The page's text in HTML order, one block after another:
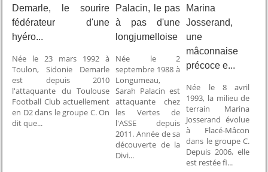
Demarle, le sourire
fédérateur d'une
hyéro...
Née le 23 mars 1992 à
Toulon, Sidonie Demarle
est depuis 2010
l'attaquante du Toulouse
Football Club actuellement
en D2 dans le groupe C. On
dit que...
Palacin, le pas
à pas d'une
longjumelloise
Née le 2
septembre 1988 à
Longumeau,
Sarah Palacin est
attaquante chez
les Vertes de
l'ASSE depuis
2011. Année de sa
découverte de la
Divi...
Marina
Josserand,
une
mâconnaise
précoce e...
Née le 8 avril
1993, la milieu de
terrain Marina
Josserand évolue
à Flacé-Mâcon
dans le groupe C.
Depuis 2006, elle
est restée fi...